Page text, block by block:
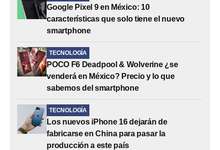
Google Pixel 9 en México: 10
características que solo tiene el nuevo
smartphone
TECNOLOGÍA
POCO F6 Deadpool & Wolverine ¿se
venderá en México? Precio y lo que
sabemos del smartphone
TECNOLOGÍA
Los nuevos iPhone 16 dejarán de
fabricarse en China para pasar la
producción a este país